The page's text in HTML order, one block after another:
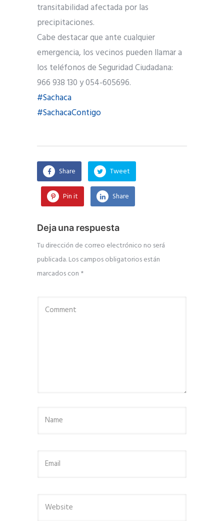
transitabilidad afectada por las
precipitaciones.
Cabe destacar que ante cualquier
emergencia, los vecinos pueden llamar a
los teléfonos de Seguridad Ciudadana:
966 938 130 y 054-605696.
#Sachaca
#SachacaContigo
Share Tweet
Pin it Share
Deja una respuesta
Tu dirección de correo electrónico no será
publicada.Los campos obligatorios están
marcados con *